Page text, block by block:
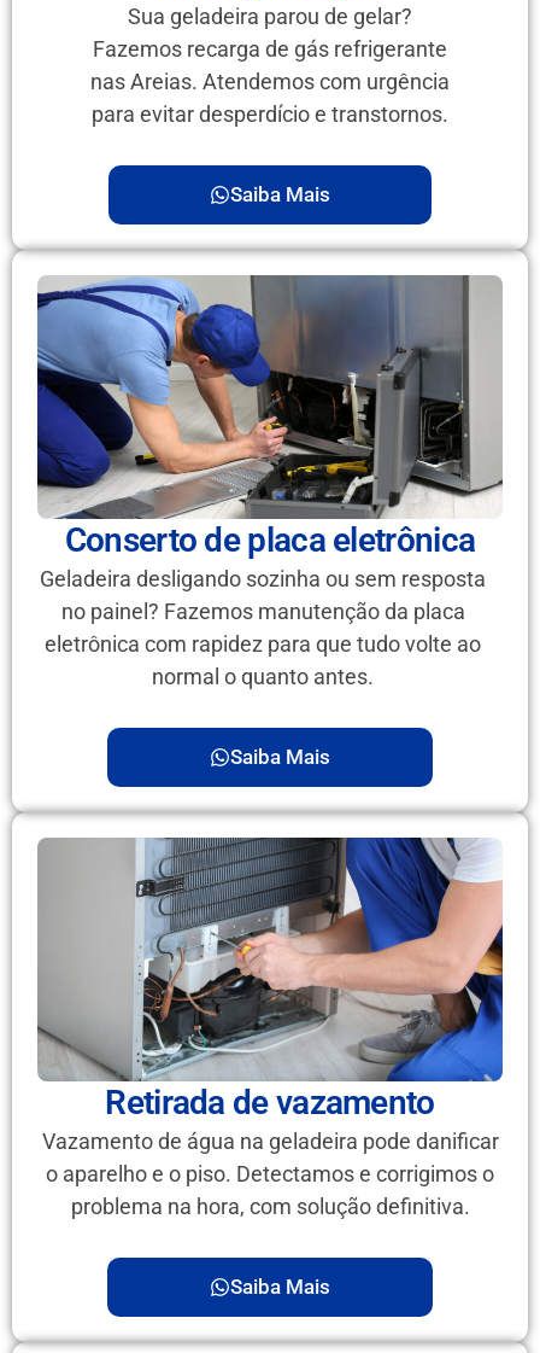
Sua geladeira parou de gelar?
Fazemos recarga de gás refrigerante
nas Areias. Atendemos com urgência
para evitar desperdício e transtornos.
Saiba Mais
Conserto de placa eletrônica
Geladeira desligando sozinha ou sem resposta
no painel? Fazemos manutenção da placa
eletrônica com rapidez para que tudo volte ao
normal o quanto antes.
Saiba Mais
Retirada de vazamento
Vazamento de água na geladeira pode danificar
o aparelho e o piso. Detectamos e corrigimos o
problema na hora, com solução definitiva.
Saiba Mais